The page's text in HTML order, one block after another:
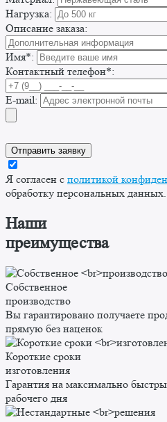
Нагрузка:
Описание заказа:
Имя*:
Контактный телефон*:
E-mail:
Я согласен с политикой
обработку персональных данных.
Наши
преимущества
Собственное
производство
Вы гарантировано получаете
прямую без наценок
Короткие сроки
изготовления
Гарантия на максимально
рабочего дня